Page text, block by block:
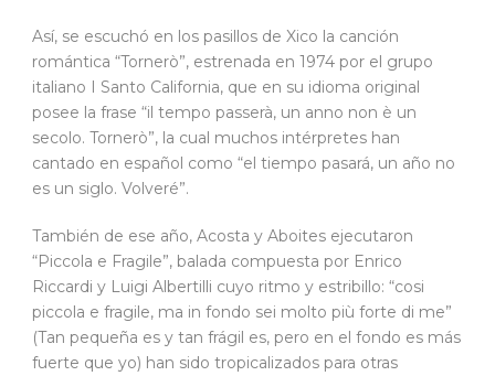
Así, se escuchó en los pasillos de Xico la canción
romántica “Tornerò”, estrenada en 1974 por el grupo
italiano I Santo California, que en su idioma original
posee la frase “il tempo passerà, un anno non è un
secolo. Tornerò”, la cual muchos intérpretes han
cantado en español como “el tiempo pasará, un año no
es un siglo. Volveré”.
También de ese año, Acosta y Aboites ejecutaron
“Piccola e Fragile”, balada compuesta por Enrico
Riccardi y Luigi Albertilli cuyo ritmo y estribillo: “cosi
piccola e fragile, ma in fondo sei molto più forte di me”
(Tan pequeña es y tan frágil es, pero en el fondo es más
fuerte que yo) han sido tropicalizados para otras